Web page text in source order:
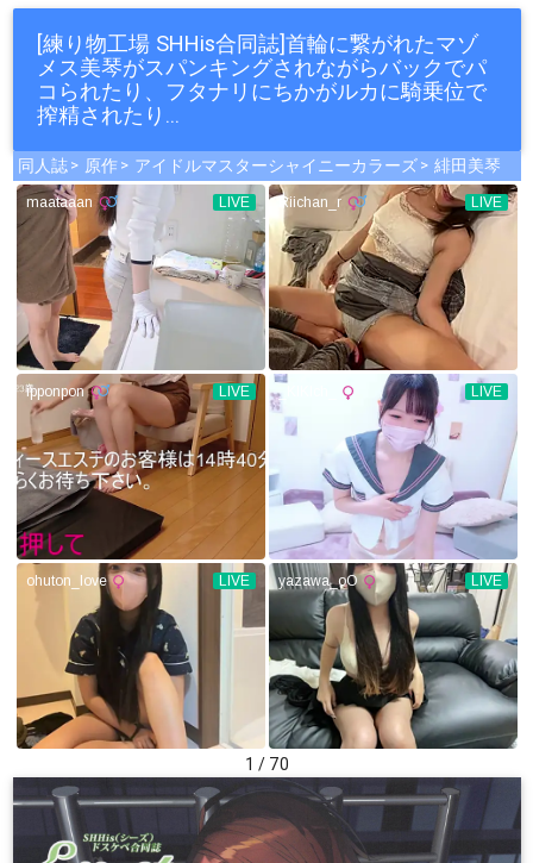
[練り物工場 SHHis合同誌]首輪に繋がれたマゾ
メス美琴がスパンキングされながらバックでパ
コられたり、フタナリにちかがルカに騎乗位で
搾精されたり…
同人誌 原作 アイドルマスターシャイニーカラーズ 緋田美琴
1 / 70